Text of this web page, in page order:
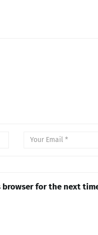
for the next